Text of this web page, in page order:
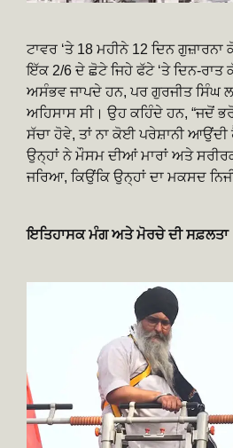
ਟਾਵਰ ‘ਤੇ 18 ਮਹੀਨੇ 12 ਦਿਨ
ਇੱਕ 2/6 ਦੇ ਛੋਟੇ ਜਿਹੇ ਫੱਟੇ ‘ਤੇ ਦਿਨ-ਰਾਤ
ਅਸੰਭਵ ਜਾਪਦੇ ਹਨ, ਪਰ ਗੁਰਜੀਤ ਸਿੰਘ
ਅਹਿਸਾਸ ਸੀ। ਉਹ ਕਹਿੰਦੇ ਹਨ, “ਜਦੋਂ
ਸੱਚਾ ਹੋਵੇ, ਤਾਂ ਨਾ ਕੋਈ ਪਰੇਸ਼ਾਨੀ
ਉਨ੍ਹਾਂ ਨੇ ਮੌਸਮ ਦੀਆਂ ਮਾਰਾਂ ਅਤੇ
ਜਰਿਆ, ਕਿਉਂਕਿ ਉਨ੍ਹਾਂ ਦਾ ਮਕਸਦ
ਇਤਿਹਾਸਕ ਮੰਗ ਅਤੇ ਮੋਰਚੇ ਦੀ ਸਫ਼ਲਤਾ